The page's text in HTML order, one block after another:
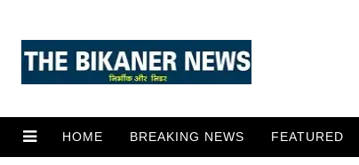
HOME BREAKING NEWS FEATURED